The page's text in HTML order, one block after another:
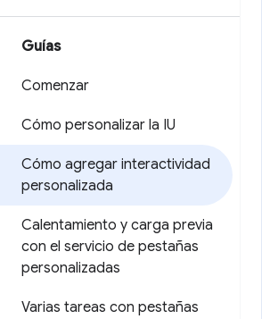
Guías
Comenzar
Cómo personalizar la IU
Cómo agregar interactividad
personalizada
Calentamiento y carga previa
con el servicio de pestañas
personalizadas
Varias tareas con pestañas